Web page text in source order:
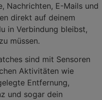
Nachrichten, E-Mails und
direkt auf deinem
in Verbindung bleibst,
müssen.
sind mit Sensoren
Aktivitäten wie
Entfernung,
und sogar dein